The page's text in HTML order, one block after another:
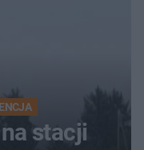
stacji